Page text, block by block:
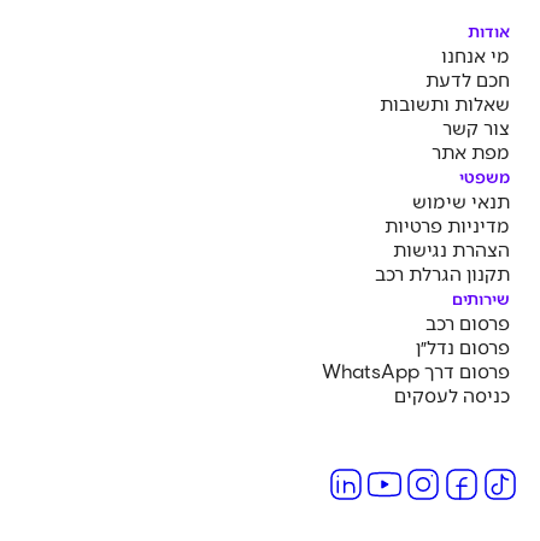
אודות
מי אנחנו
חכם לדעת
שאלות ותשובות
צור קשר
מפת אתר
משפטי
תנאי שימוש
מדיניות פרטיות
הצהרת נגישות
תקנון הגרלת רכב
שירותים
פרסום רכב
פרסום נדל״ן
פרסום דרך WhatsApp
כניסה לעסקים